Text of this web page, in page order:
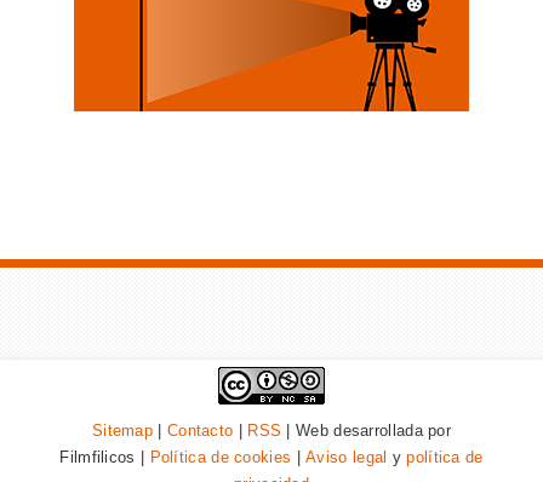
Sitemap Contacto RSS | Web desarrollada por
Filmfilicos |
Política de cookies |Aviso legal ypolítica de